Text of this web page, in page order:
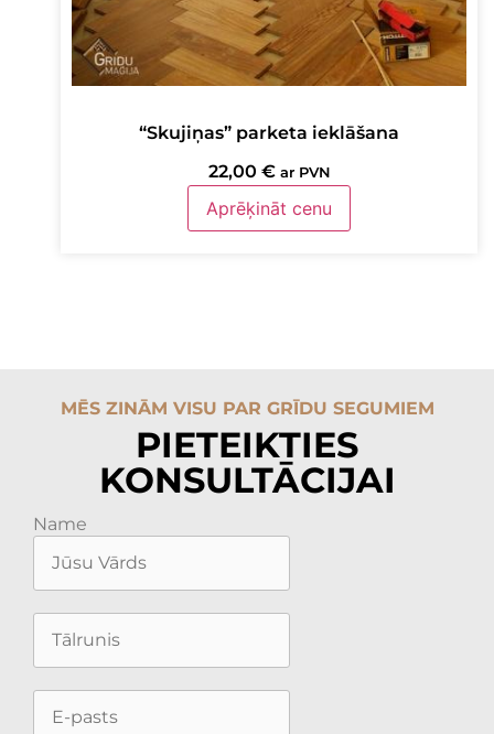
“Skujiņas” parketa ieklāšana
22,00 € ar PVN
Aprēķināt cenu
MĒS ZINĀM VISU PAR GRĪDU SEGUMIEM
PIETEIKTIES
KONSULTĀCIJAI
Name